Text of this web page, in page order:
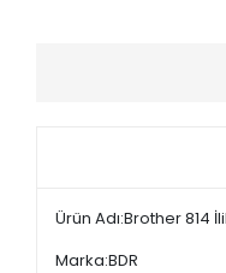
Ürün Adı:Brother 814
Marka:BDR